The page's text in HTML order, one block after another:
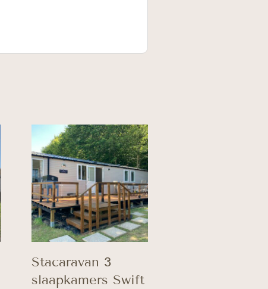
Stacaravan 3
slaapkamers Swift